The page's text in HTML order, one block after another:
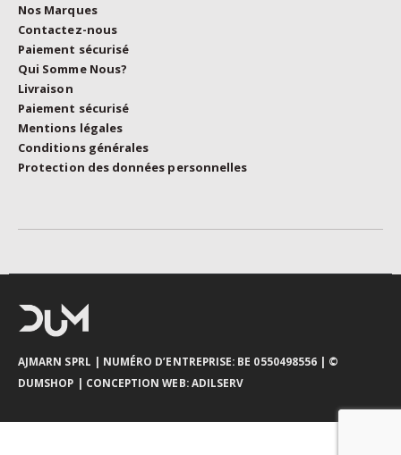
Nos Marques
Contactez-nous
Paiement sécurisé
Qui Somme Nous?
Livraison
Paiement sécurisé
Mentions légales
Conditions générales
Protection des données personnelles
AJMARN SPRL | NUMÉRO D’ENTREPRISE: BE 0550498556 | ©
DUMSHOP | CONCEPTION WEB: ADILSERV